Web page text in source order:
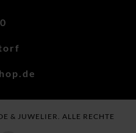
& JUWELIER. ALLE RECHTE